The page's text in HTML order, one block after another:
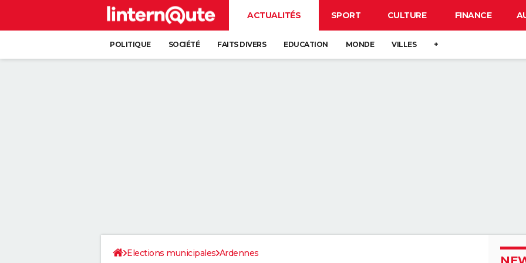
ACTUALITÉS SPORT CULTURE FINANCE
POLITIQUE SOCIÉTÉ FAITS DIVERS EDUCATION MONDE VILLES +
Elections municipales Ardennes